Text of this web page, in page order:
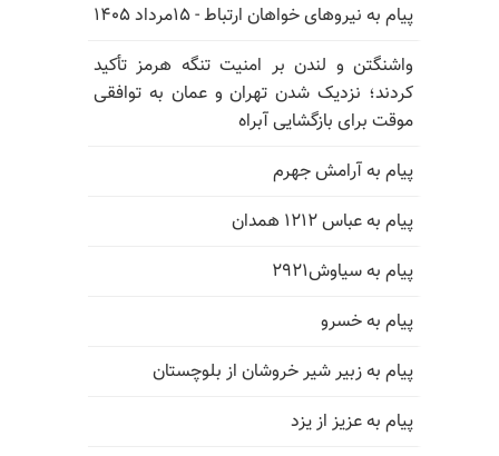
پیام به نیروهای خواهان ارتباط - ۱۵مرداد ۱۴۰۵
واشنگتن و لندن بر امنیت تنگه هرمز تأکید
کردند؛ نزدیک شدن تهران و عمان به توافقی
موقت برای بازگشایی آبراه
پیام به آرامش جهرم
پیام به عباس ۱۲۱۲ همدان
پیام به سیاوش۲۹۲۱
پیام به خسرو
پیام به زبیر شیر خروشان از بلوچستان
پیام به عزیز از یزد